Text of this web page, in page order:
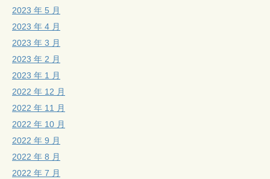
2023 年 5 月
2023 年 4 月
2023 年 3 月
2023 年 2 月
2023 年 1 月
2022 年 12 月
2022 年 11 月
2022 年 10 月
2022 年 9 月
2022 年 8 月
2022 年 7 月